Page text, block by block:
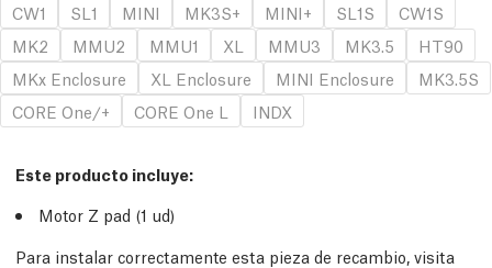
CW1
SL1 MINI MK3S+ MINI+ SL1S
CW1S
MK2
MMU2 MMU1 XL MMU3 MK3.5
HT90
MKx Enclosure
XL Enclosure MINI Enclosure
MK3.5S
CORE One/+
CORE One L INDX
Este producto incluye:
Motor Z pad (1 ud)
Para instalar correctamente esta pieza de recambio, visita